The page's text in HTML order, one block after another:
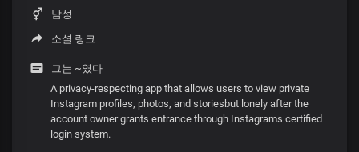
남성
소셜 링크
그는 ~였다
A privacy-respecting app that allows users to view private
Instagram profiles, photos, and storiesbut lonely after the
account owner grants entrance through Instagrams certified
login system.